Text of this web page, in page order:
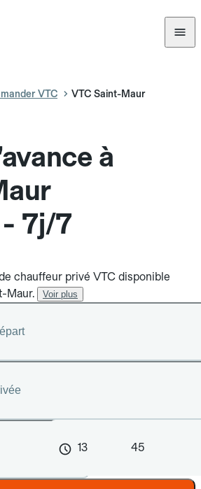
VTC VTC Saint-Maur
à
7j/7
chauffeur privé VTC disponible
Maur.
Voir plus
13 45